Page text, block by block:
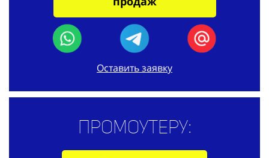
Оставить заявку
Промоутеру: